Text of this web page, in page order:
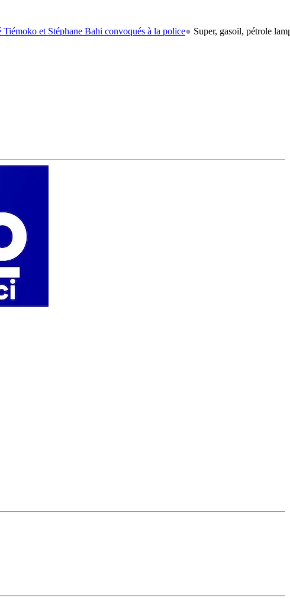
Stéphane Bahi convoqués à la police ● Super, gasoil, pétrole lampant: le